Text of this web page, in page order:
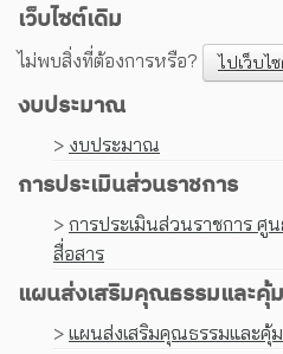
เว็บไซต์เดิม
ไม่พบสิ่งที่ต้องการหรือ? ไปเว็บไ
งบประมาณ
> งบประมาณ
การประเมินส่วนราชการ
> การประเมินส่วนราชการ ศูน
สื่อสาร
แผนส่งเสริมคุณธรรมและคุ้
> แผนส่งเสริมคุณธรรมและคุ้